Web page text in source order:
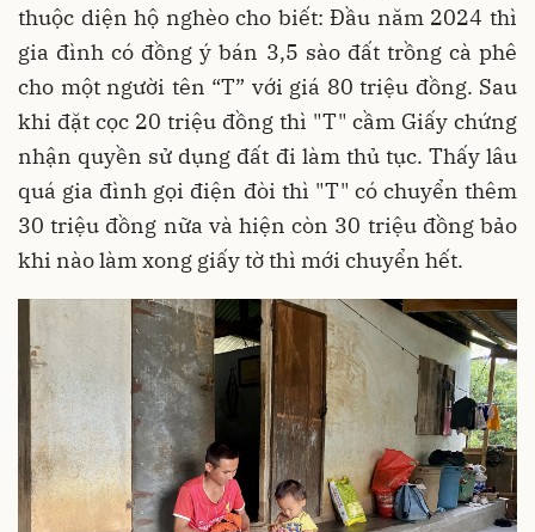
thuộc diện hộ nghèo cho biết: Đầu năm 2024 thì
gia đình có đồng ý bán 3,5 sào đất trồng cà phê
cho một người tên “T” với giá 80 triệu đồng. Sau
khi đặt cọc 20 triệu đồng thì "T" cầm Giấy chứng
nhận quyền sử dụng đất đi làm thủ tục. Thấy lâu
quá gia đình gọi điện đòi thì "T" có chuyển thêm
30 triệu đồng nữa và hiện còn 30 triệu đồng bảo
khi nào làm xong giấy tờ thì mới chuyển hết.